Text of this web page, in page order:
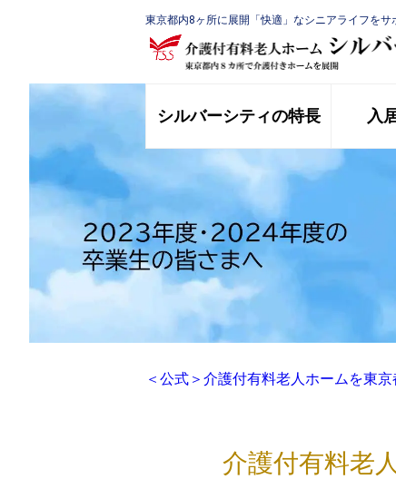
東京都内8ヶ所に展開「快適」なシニアライフをサ
シルバーシティの特長 入
＜公式＞介護付有料老人ホームを東
介護付有料老